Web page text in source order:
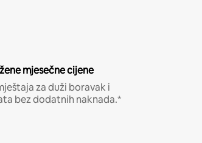
mjesečne cijene
za duži boravak i
bez dodatnih naknada.*